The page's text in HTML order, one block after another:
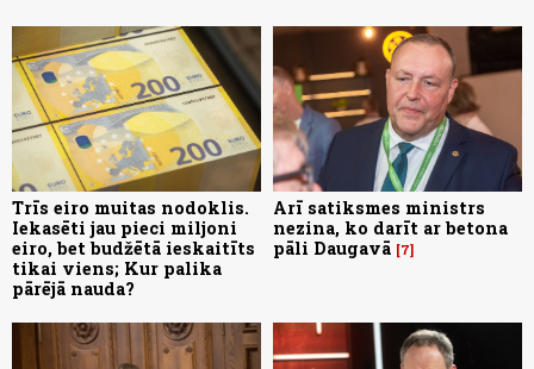
Trīs eiro muitas nodoklis.
Iekasēti jau pieci miljoni
eiro, bet budžētā ieskaitīts
tikai viens; Kur palika
pārējā nauda?
Arī satiksmes ministrs
nezina, ko darīt ar betona
pāli Daugavā 7